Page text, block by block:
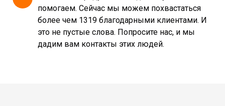
помогаем. Сейчас мы можем похвастаться
более чем 1319 благодарными клиентами. И
это не пустые слова. Попросите нас, и мы
дадим вам контакты этих людей.